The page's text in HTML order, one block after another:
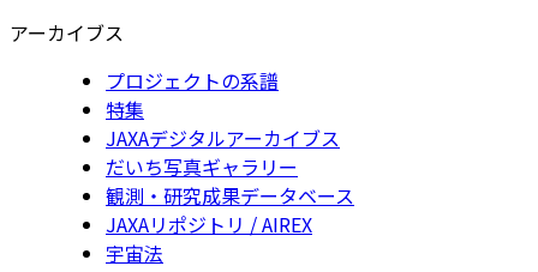
アーカイブス
プロジェクトの系譜
特集
JAXAデジタルアーカイブス
だいち写真ギャラリー
観測・研究成果データベース
JAXAリポジトリ / AIREX
宇宙法